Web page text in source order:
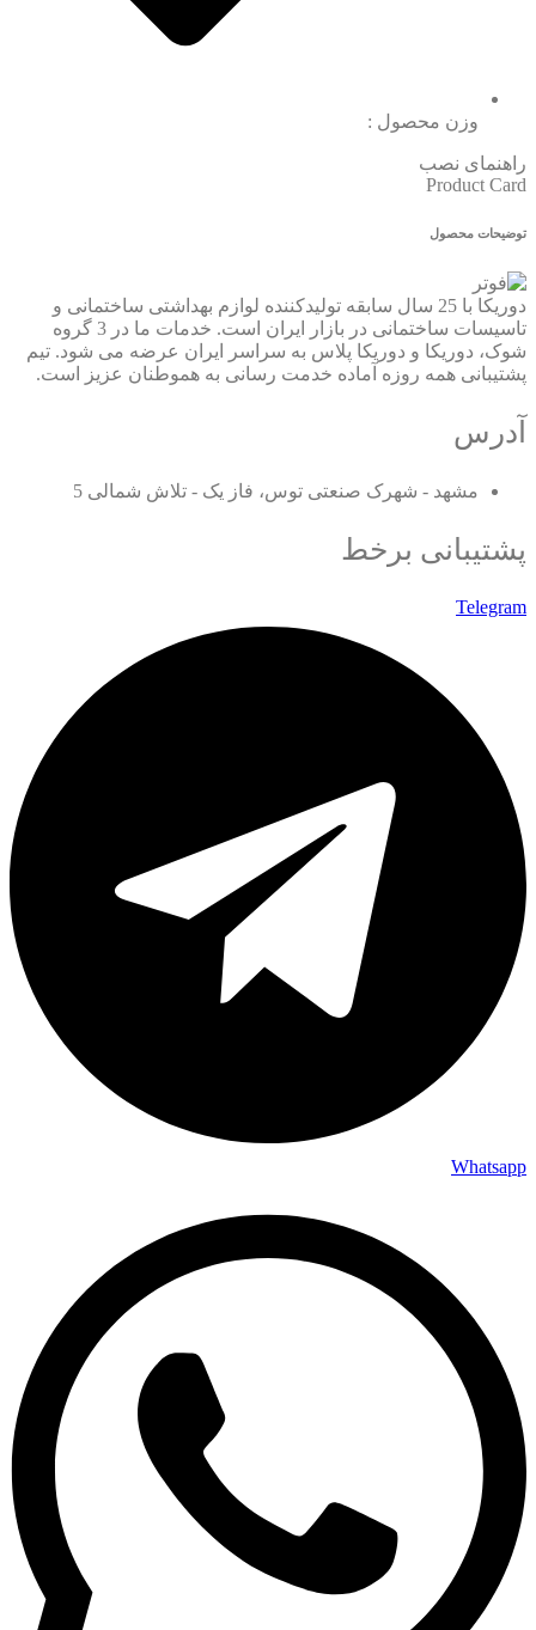
وزن محصول :
راهنمای نصب
Product Card
توضیحات محصول
دوریکا با 25 سال سابقه تولیدکننده لوازم بهداشتی ساختمانی و
تاسیسات ساختمانی در بازار ایران است. خدمات ما در 3 گروه
شوک، دوریکا و دوریکا پلاس به سراسر ایران عرضه می شود. تیم
پشتیبانی همه روزه آماده خدمت رسانی به هموطنان عزیز است.
آدرس
مشهد - شهرک صنعتی توس، فاز یک - تلاش شمالی 5
پشتیبانی برخط
Telegram
Whatsapp